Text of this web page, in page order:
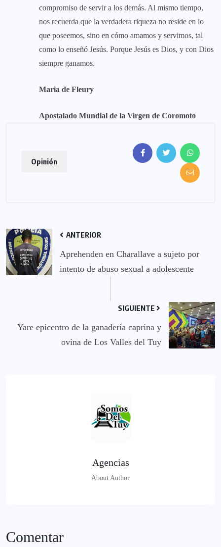
compromiso de servir a los demás. Al mismo tiempo,
nos recuerda que la verdadera riqueza no reside en lo
que poseemos, sino en cómo amamos y servimos, tal
como lo enseñó Jesús. Porque Jesús es Dios, y con Dios
siempre ganamos.
Maria de Fleury
Apostalado Mundial de la Virgen de Coromoto
Opinión
ANTERIOR
Aprehenden en Charallave a sujeto por
intento de abuso sexual a adolescente
SIGUIENTE
Yare epicentro de la ganadería caprina y
ovina de Los Valles del Tuy
Agencias
About Author
Comentar